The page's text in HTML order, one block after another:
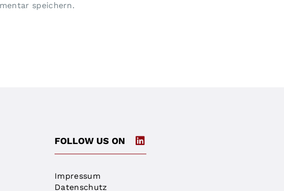
speichern.
FOLLOW US ON
Impressum
Datenschutz